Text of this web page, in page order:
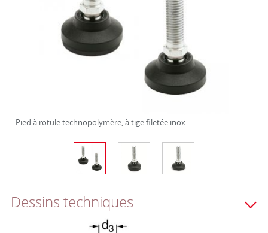
Pied à rotule technopolymère, à tige filetée inox
Dessins techniques